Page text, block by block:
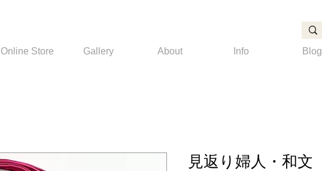
Online Store Gallery About Info Blog
見返り婦人・和文